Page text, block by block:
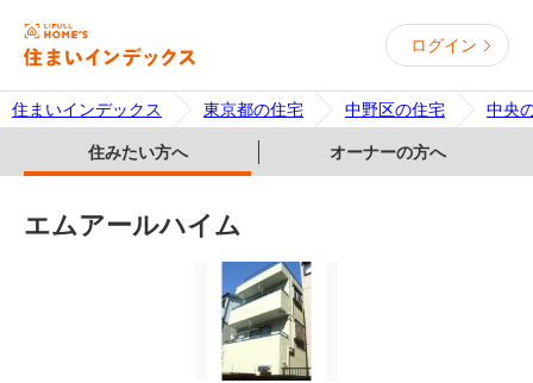
ログイン
住まいインデックス 東京都の住宅 中野区の住宅 中央
住みたい方へ オーナーの方へ
エムアールハイム